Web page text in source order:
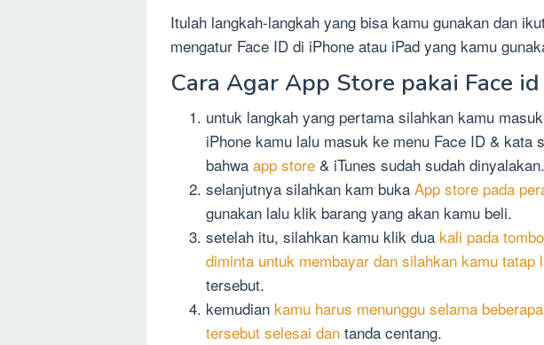
Itulah langkah-langkah yang bisa kamu gunakan dan
mengatur Face ID di iPhone atau iPad yang kamu
Cara Agar App Store pakai Face id
untuk langkah yang pertama silahkan kamu
iPhone kamu lalu masuk ke menu Face ID & kata
bahwa app store & iTunes sudah sudah dinyalakan.
selanjutnya silahkan kam buka App store pada
gunakan lalu klik barang yang akan kamu beli.
setelah itu, silahkan kamu klik dua kali pada
diminta untuk membayar dan silahkan kamu tatap
tersebut.
kemudian kamu harus menunggu selama
tersebut selesai dan tanda centang.